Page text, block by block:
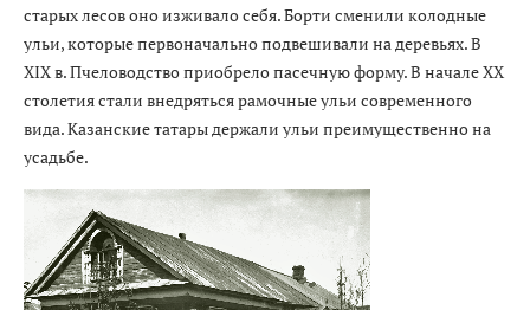
старых лесов оно изживало себя. Борти сменили колодные
ульи, которые первоначально подвешивали на деревьях. В
ХIХ в. Пчеловодство приобрело пасечную форму. В начале ХХ
столетия стали внедряться рамочные ульи современного
вида. Казанские татары держали ульи преимущественно на
усадьбе.